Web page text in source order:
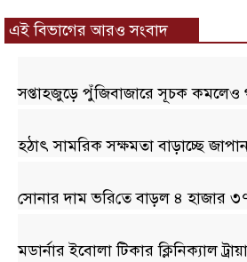
এই বিভাগের আরও সংবাদ
সপ্তাহজুড়ে পুঁজিবাজারে সূচক কমলেও
হঠাৎ সামরিক সক্ষমতা বাড়াচ্ছে
সোনার দাম ভ‌রি‌তে বাড়ল ৪ হাজার
মডার্নার ইবোলা টিকার ক্লিনিক্যাল